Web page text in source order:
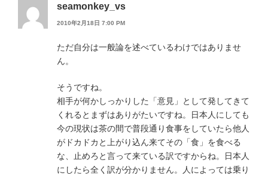
seamonkey_vs
2010年2月18日 7:00 PM
ただ自分は一般論を述べているわけではありませ
ん。
そうですね。
相手が何かしっかりした「意見」として発してきて
くれるとまずはありがたいですね。日本人にしても
今の現状は茶の間で普段通り食事をしていたら他人
がドカドカと上がり込ん来てその「食」を食べる
な、止めろと言って来ている訳ですからね。日本人
にしたら全く訳が分かりません。人によっては乗り